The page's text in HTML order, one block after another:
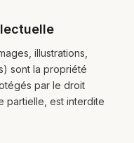
illustrations,
sont la propriété
par le droit
partielle, est interdite